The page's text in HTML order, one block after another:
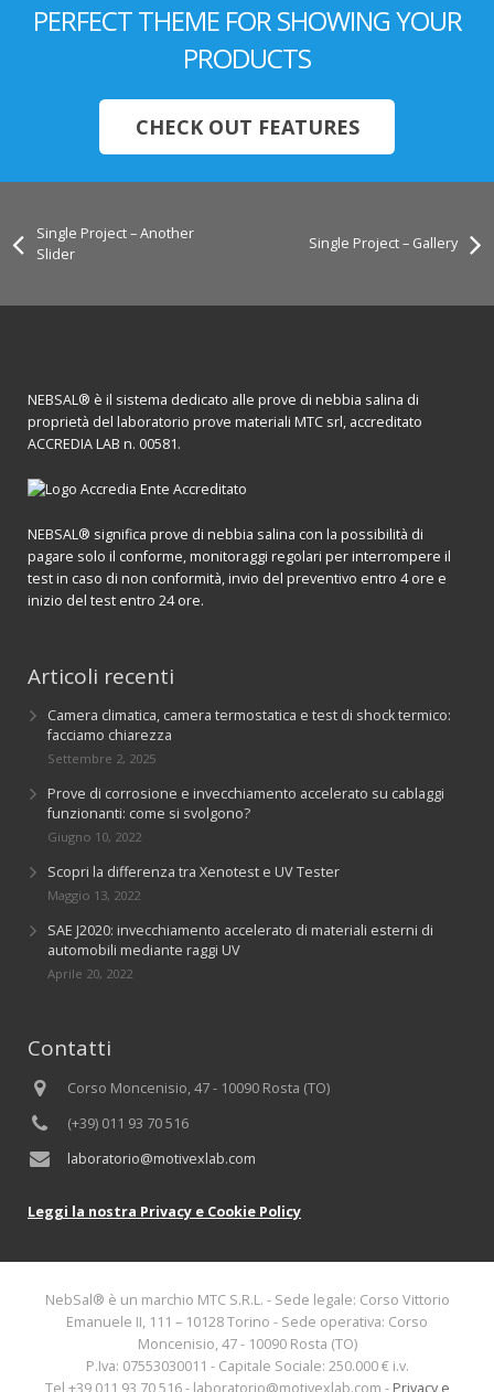
PERFECT THEME FOR SHOWING YOUR
PRODUCTS
CHECK OUT FEATURES
Single Project – Another
Slider
Single Project – Gallery
NEBSAL® è il sistema dedicato alle prove di nebbia salina di
proprietà del laboratorio prove materiali MTC srl, accreditato
ACCREDIA LAB n. 00581.
NEBSAL® significa prove di nebbia salina con la possibilità di
pagare solo il conforme, monitoraggi regolari per interrompere il
test in caso di non conformità, invio del preventivo entro 4 ore e
inizio del test entro 24 ore.
Articoli recenti
Camera climatica, camera termostatica e test di shock termico:
facciamo chiarezza
Settembre 2, 2025
Prove di corrosione e invecchiamento accelerato su cablaggi
funzionanti: come si svolgono?
Giugno 10, 2022
Scopri la differenza tra Xenotest e UV Tester
Maggio 13, 2022
SAE J2020: invecchiamento accelerato di materiali esterni di
automobili mediante raggi UV
Aprile 20, 2022
Contatti
Corso Moncenisio, 47 - 10090 Rosta (TO)
(+39) 011 93 70 516
laboratorio@motivexlab.com
Leggi la nostra Privacy e Cookie Policy
NebSal® è un marchio MTC S.R.L. - Sede legale: Corso Vittorio
Emanuele II, 111 – 10128 Torino - Sede operativa: Corso
Moncenisio, 47 - 10090 Rosta (TO)
P.Iva: 07553030011 - Capitale Sociale: 250.000 € i.v.
Tel +39 011 93 70 516 - laboratorio@motivexlab.com - Privacy e